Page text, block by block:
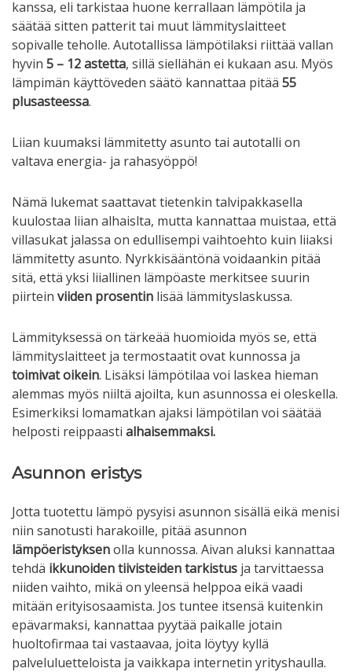
kanssa, eli tarkistaa huone kerrallaan lämpötila ja
säätää sitten patterit tai muut lämmityslaitteet
sopivalle teholle. Autotallissa lämpötilaksi riittää vallan
hyvin 5 – 12 astetta, sillä siellähän ei kukaan asu. Myös
lämpimän käyttöveden säätö kannattaa pitää 55
plusasteessa.
Liian kuumaksi lämmitetty asunto tai autotalli on
valtava energia- ja rahasyöppö!
Nämä lukemat saattavat tietenkin talvipakkasella
kuulostaa liian alhaislta, mutta kannattaa muistaa, että
villasukat jalassa on edullisempi vaihtoehto kuin liiaksi
lämmitetty asunto. Nyrkkisääntönä voidaankin pitää
sitä, että yksi liiallinen lämpöaste merkitsee suurin
piirtein viiden prosentin lisää lämmityslaskussa.
Lämmityksessä on tärkeää huomioida myös se, että
lämmityslaitteet ja termostaatit ovat kunnossa ja
toimivat oikein. Lisäksi lämpötilaa voi laskea hieman
alemmas myös niiltä ajoilta, kun asunnossa ei oleskella.
Esimerkiksi lomamatkan ajaksi lämpötilan voi säätää
helposti reippaasti alhaisemmaksi.
Asunnon eristys
Jotta tuotettu lämpö pysyisi asunnon sisällä eikä menisi
niin sanotusti harakoille, pitää asunnon
lämpöeristyksenolla kunnossa. Aivan aluksi kannattaa
tehdä ikkunoiden tiivisteiden tarkistus ja tarvittaessa
niiden vaihto, mikä on yleensä helppoa eikä vaadi
mitään erityisosaamista. Jos tuntee itsensä kuitenkin
epävarmaksi, kannattaa pyytää paikalle jotain
huoltofirmaa tai vastaavaa, joita löytyy kyllä
palveluluetteloista ja vaikkapa internetin yrityshaulla.